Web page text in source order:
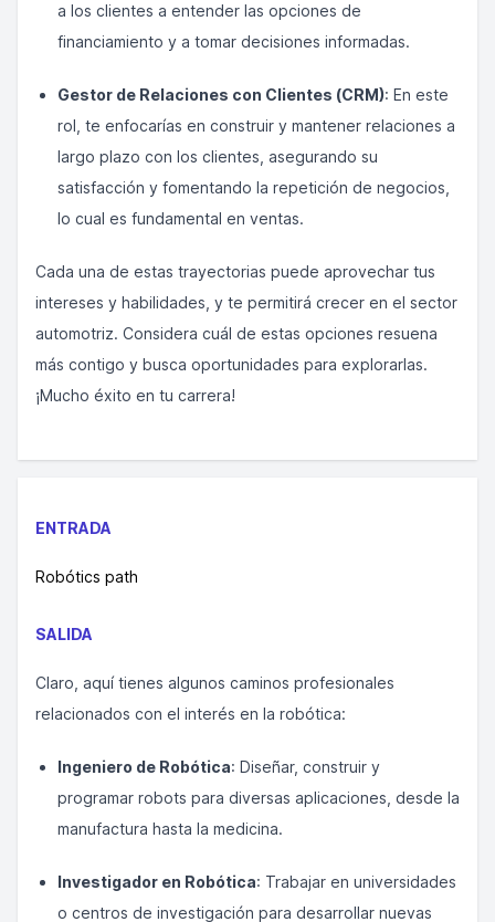
a los clientes a entender las opciones de
financiamiento y a tomar decisiones informadas.
Gestor de Relaciones con Clientes (CRM): En este
rol, te enfocarías en construir y mantener relaciones a
largo plazo con los clientes, asegurando su
satisfacción y fomentando la repetición de negocios,
lo cual es fundamental en ventas.
Cada una de estas trayectorias puede aprovechar tus
intereses y habilidades, y te permitirá crecer en el sector
automotriz. Considera cuál de estas opciones resuena
más contigo y busca oportunidades para explorarlas.
¡Mucho éxito en tu carrera!
ENTRADA
Robótics path
SALIDA
Claro, aquí tienes algunos caminos profesionales
relacionados con el interés en la robótica:
Ingeniero de Robótica: Diseñar, construir y
programar robots para diversas aplicaciones, desde la
manufactura hasta la medicina.
Investigador en Robótica: Trabajar en universidades
o centros de investigación para desarrollar nuevas